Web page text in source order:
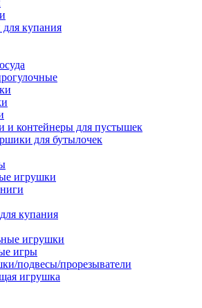
купания
и контейнеры для пустышек
для бутылочек
игрушки
купания
игрушки
игры
подвесы/прорезыватели
игрушка